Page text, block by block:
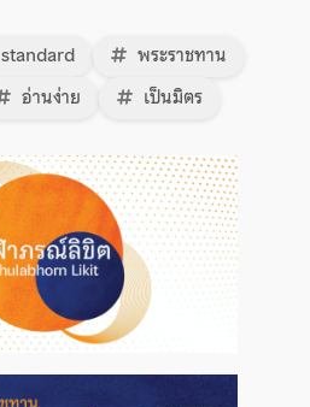
standard
พระราชทาน
อ่านง่าย เป็นมิตร